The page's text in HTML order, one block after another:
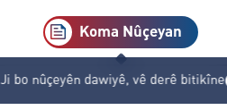
Koma Nûçeyan
Ji bo nûçeyên dawiyê, vê derê bitikîne